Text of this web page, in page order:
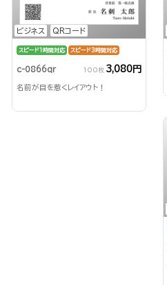
ビジネス QRコード
スピード1時間対応 スピード3時間対応
c-0866qr 100枚 3,080円
名前が目を惹くレイアウト！